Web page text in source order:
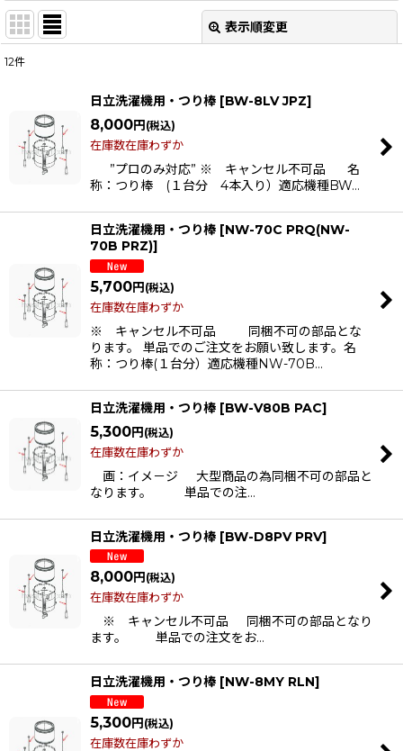
表示順変更
在庫あり
並び順
絞り込む
12件
日立洗濯機用・つり棒 [BW-8LV JPZ]
8,000円 (税込)
在庫数在庫わずか
”プロのみ対応” ※ キャンセル不可品 名
称：つり棒 (１台分 4本入り）適応機種BW…
日立洗濯機用・つり棒 [NW-70C PRQ(NW-
70B PRZ)]
5,700円(税込)
在庫数在庫わずか
※ キャンセル不可品 同梱不可の部品とな
ります。 単品でのご注文をお願い致します。名
称：つり棒(１台分）適応機種NW-70B…
日立洗濯機用・つり棒 [BW-V80B PAC]
5,300円(税込)
在庫数在庫わずか
画：イメ－ジ 大型商品の為同梱不可の部品と
なります。 単品での注…
日立洗濯機用・つり棒 [BW-D8PV PRV]
8,000円 (税込)
在庫数在庫わずか
※ キャンセル不可品 同梱不可の部品となり
ます。 単品での注文をお…
日立洗濯機用・つり棒 [NW-8MY RLN]
5,300円 (税込)
在庫数在庫わずか